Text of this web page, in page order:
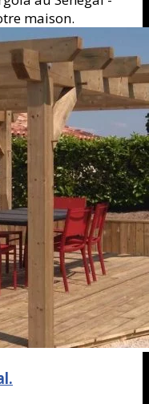
maison.